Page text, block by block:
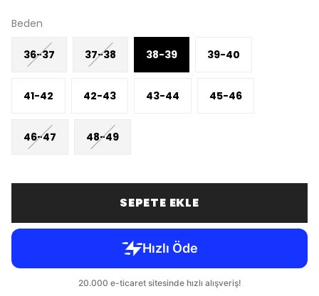
Beden
36-37 37-38 38-39 39-40
41-42 42-43 43-44 45-46
46-47 48-49
SEPETE EKLE